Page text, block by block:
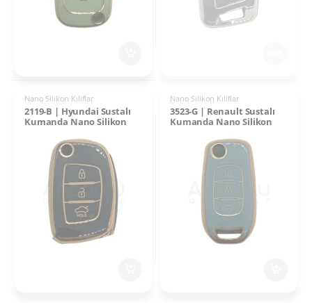
Nano Silikon Kılıflar
2119-B | Hyundai Sustalı
Kumanda Nano Silikon
Nano Silikon Kılıflar
3523-G | Renault Sustalı
Kumanda Nano Silikon